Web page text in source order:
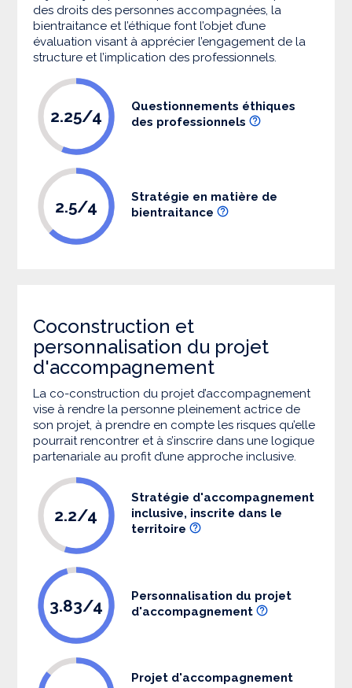
des droits des personnes accompagnées, la
bientraitance et l’éthique font l’objet d’une
évaluation visant à apprécier l’engagement de la
structure et l’implication des professionnels.
2.25/4
Questionnements éthiques
des professionnels
2.5/4
Stratégie en matière de
bientraitance
Coconstruction et
personnalisation du projet
d'accompagnement
La co-construction du projet d’accompagnement
vise à rendre la personne pleinement actrice de
son projet, à prendre en compte les risques qu’elle
pourrait rencontrer et à s’inscrire dans une logique
partenariale au profit d’une approche inclusive.
2.2/4
Stratégie d'accompagnement
inclusive, inscrite dans le
territoire
3.83/4
Personnalisation du projet
d'accompagnement
Projet d'accompagnement